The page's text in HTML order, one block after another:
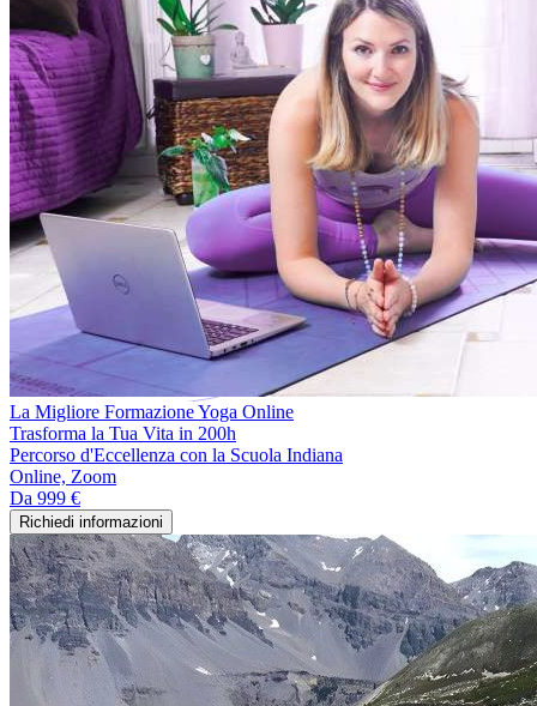
La Migliore Formazione Yoga Online
Trasforma la Tua Vita in 200h
Percorso d'Eccellenza con la Scuola Indiana
Online, Zoom
Da 999 €
Richiedi informazioni